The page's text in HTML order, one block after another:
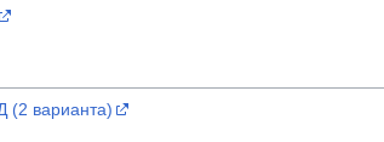
варианта)